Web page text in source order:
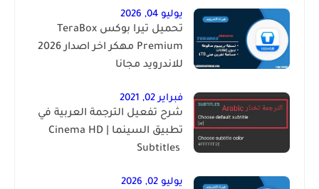
يوليو 04, 2026
تحميل تيرا بوكس TeraBox
Premium مهكر اخر اصدار 2026
للاندرويد مجانا
فبراير 02, 2021
شرح تفعيل الترجمة العربية في
تطبيق السينما | ‏Cinema HD
Subtitles ‎
يوليو 02, 2026